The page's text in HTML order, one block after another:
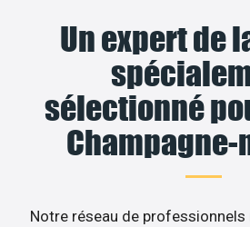
Un expert de
sélectionné
Champagne-
Notre réseau de